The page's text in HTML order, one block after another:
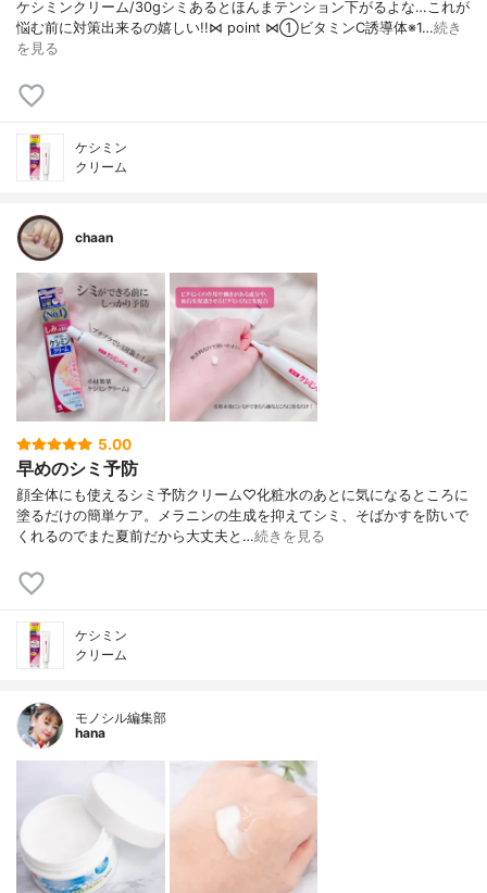
ケシミンクリーム/30g シミあるとほんまテンション下がるよな… これが
悩む前に対策出来るの嬉しい!! ⋈ point ⋈ ①ビタミンC誘導体※1…続き
を見る
ケシミン
クリーム
chaan
5.00
早めのシミ予防
顔全体にも使えるシミ予防クリーム♡化粧水のあとに気になるところに
塗るだけの簡単ケア。メラニンの生成を抑えてシミ、そばかすを防いで
くれるのでまた夏前だから大丈夫と…続きを見る
ケシミン
クリーム
モノシル編集部
hana